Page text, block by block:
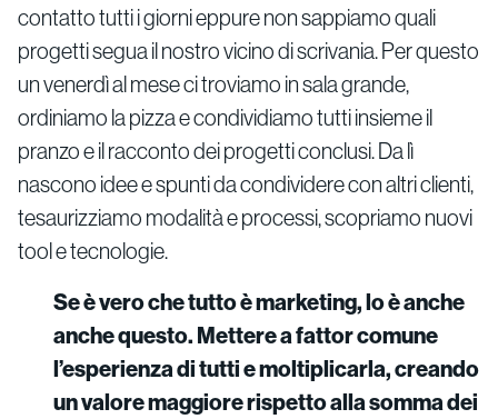
contatto tutti i giorni eppure non sappiamo quali
progetti segua il nostro vicino di scrivania. Per questo
un venerdì al mese ci troviamo in sala grande,
ordiniamo la pizza e condividiamo tutti insieme il
pranzo e il racconto dei progetti conclusi. Da lì
nascono idee e spunti da condividere con altri clienti,
tesaurizziamo modalità e processi, scopriamo nuovi
tool e tecnologie.
Se è vero che tutto è marketing, lo è anche
anche questo. Mettere a fattor comune
l’esperienza di tutti e moltiplicarla, creando
un valore maggiore rispetto alla somma dei